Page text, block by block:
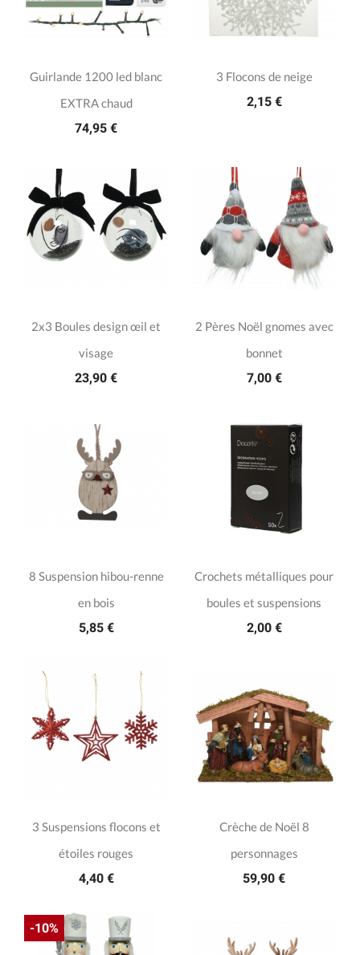
Guirlande 1200 led blanc
EXTRA chaud
74,95 €
3 Flocons de neige
2,15 €
2x3 Boules design œil et
visage
23,90 €
2 Pères Noël gnomes avec
bonnet
7,00 €
8 Suspension hibou-renne
en bois
5,85 €
Crochets métalliques pour
boules et suspensions
2,00 €
3 Suspensions flocons et
étoiles rouges
4,40 €
Crèche de Noël 8
personnages
59,90 €
-10%